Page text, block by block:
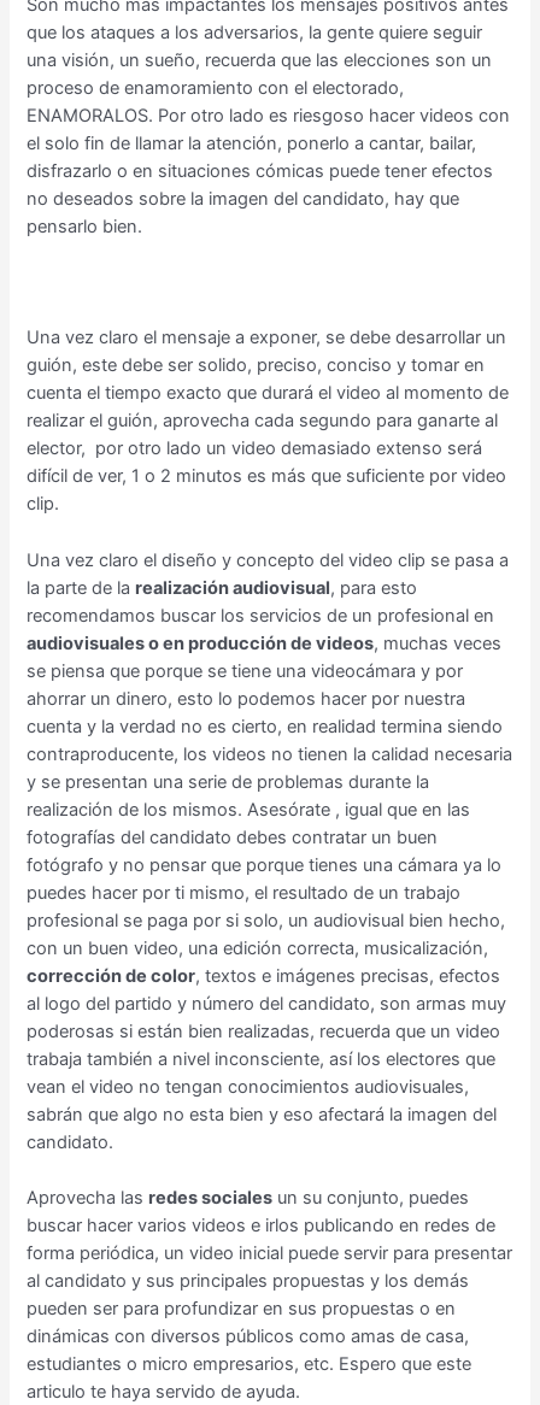
Son mucho más impactantes los mensajes positivos antes
que los ataques a los adversarios, la gente quiere seguir
una visión, un sueño, recuerda que las elecciones son un
proceso de enamoramiento con el electorado,
ENAMORALOS. Por otro lado es riesgoso hacer videos con
el solo fin de llamar la atención, ponerlo a cantar, bailar,
disfrazarlo o en situaciones cómicas puede tener efectos
no deseados sobre la imagen del candidato, hay que
pensarlo bien.
Una vez claro el mensaje a exponer, se debe desarrollar un
guión, este debe ser solido, preciso, conciso y tomar en
cuenta el tiempo exacto que durará el video al momento de
realizar el guión, aprovecha cada segundo para ganarte al
elector, por otro lado un video demasiado extenso será
difícil de ver, 1 o 2 minutos es más que suficiente por video
clip.
Una vez claro el diseño y concepto del video clip se pasa a
la parte de la realización audiovisual, para esto
recomendamos buscar los servicios de un profesional en
audiovisuales o en producción de videos, muchas veces
se piensa que porque se tiene una videocámara y por
ahorrar un dinero, esto lo podemos hacer por nuestra
cuenta y la verdad no es cierto, en realidad termina siendo
contraproducente, los videos no tienen la calidad necesaria
y se presentan una serie de problemas durante la
realización de los mismos. Asesórate , igual que en las
fotografías del candidato debes contratar un buen
fotógrafo y no pensar que porque tienes una cámara ya lo
puedes hacer por ti mismo, el resultado de un trabajo
profesional se paga por si solo, un audiovisual bien hecho,
con un buen video, una edición correcta, musicalización,
corrección de color, textos e imágenes precisas, efectos
al logo del partido y número del candidato, son armas muy
poderosas si están bien realizadas, recuerda que un video
trabaja también a nivel inconsciente, así los electores que
vean el video no tengan conocimientos audiovisuales,
sabrán que algo no esta bien y eso afectará la imagen del
candidato.
Aprovecha las redes sociales un su conjunto, puedes
buscar hacer varios videos e irlos publicando en redes de
forma periódica, un video inicial puede servir para presentar
al candidato y sus principales propuestas y los demás
pueden ser para profundizar en sus propuestas o en
dinámicas con diversos públicos como amas de casa,
estudiantes o micro empresarios, etc. Espero que este
articulo te haya servido de ayuda.